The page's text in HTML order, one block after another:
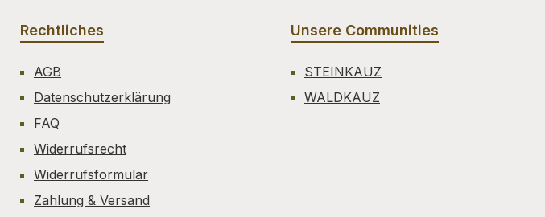
Rechtliches
AGB
Datenschutzerklärung
FAQ
Widerrufsrecht
Widerrufsformular
Zahlung & Versand
Unsere Communities
STEINKAUZ
WALDKAUZ